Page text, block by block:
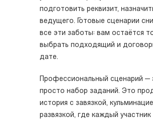
подготовить реквизит,
ведущего. Готовые сценарии
все эти заботы: вам остаётся
выбрать подходящий и
дате.
Профессиональный сценарий —
просто набор заданий. Это
история с завязкой,
развязкой, где каждый участник